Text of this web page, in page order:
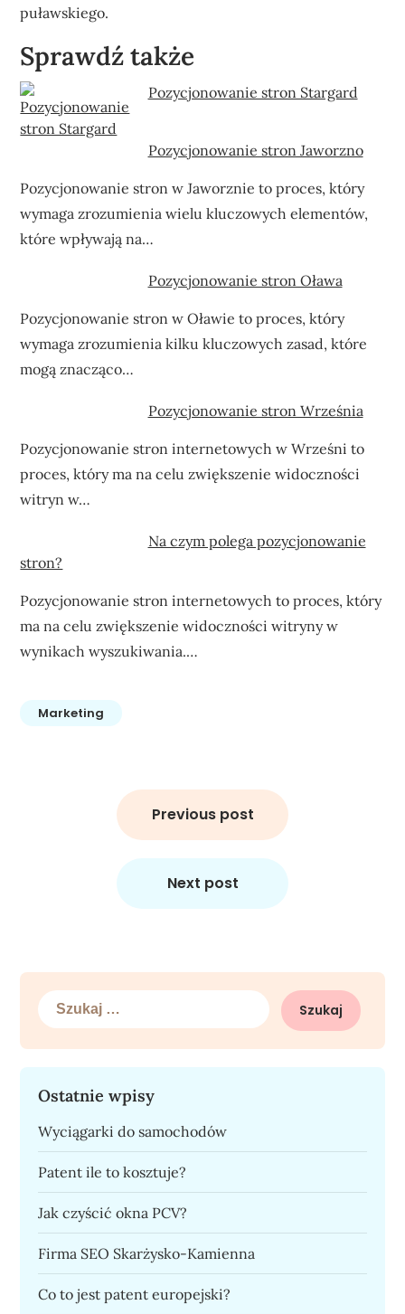
puławskiego.
Sprawdź także
Pozycjonowanie stron Stargard
Pozycjonowanie stron Jaworzno
Pozycjonowanie stron w Jaworznie to proces, który
wymaga zrozumienia wielu kluczowych elementów,
które wpływają na…
Pozycjonowanie stron Oława
Pozycjonowanie stron w Oławie to proces, który
wymaga zrozumienia kilku kluczowych zasad, które
mogą znacząco…
Pozycjonowanie stron Września
Pozycjonowanie stron internetowych w Wrześni to
proces, który ma na celu zwiększenie widoczności
witryn w…
Na czym polega pozycjonowanie
stron?
Pozycjonowanie stron internetowych to proces, który
ma na celu zwiększenie widoczności witryny w
wynikach wyszukiwania.…
Marketing
Previous post
Next post
Szukaj:
Ostatnie wpisy
Wyciągarki do samochodów
Patent ile to kosztuje?
Jak czyścić okna PCV?
Firma SEO Skarżysko-Kamienna
Co to jest patent europejski?